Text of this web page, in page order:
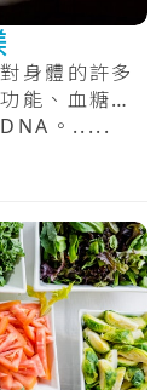
身體的許多
能、血糖水
。.....